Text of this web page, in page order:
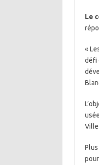
Le
«
défi